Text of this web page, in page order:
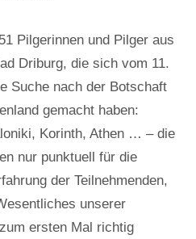
Pilgerinnen und Pilger aus
Driburg, die sich vom 11.
Suche nach der Botschaft
gemacht haben:
Korinth, Athen … – die
nur punktuell für die
der Teilnehmenden,
unserer
ersten Mal richtig